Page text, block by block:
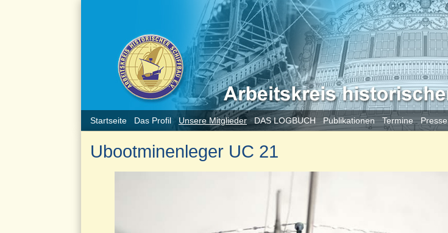
Startseite Das Profil Unsere Mitglieder DAS LOGBUCH Publikationen Termine Presse
Ubootminenleger UC 21